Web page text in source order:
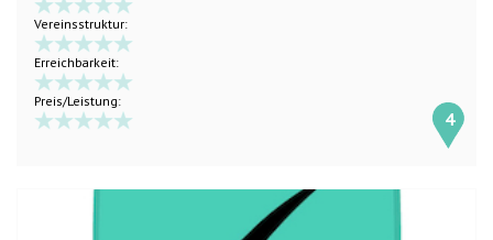
Vereinsstruktur:
Erreichbarkeit:
Preis/Leistung:
4